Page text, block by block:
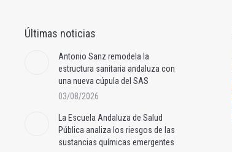
Últimas noticias
Antonio Sanz remodela la
estructura sanitaria andaluza con
una nueva cúpula del SAS
03/08/2026
La Escuela Andaluza de Salud
Pública analiza los riesgos de las
sustancias químicas emergentes